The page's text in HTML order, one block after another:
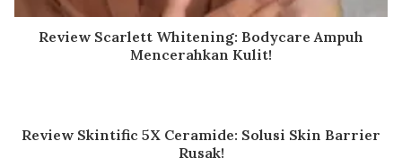
Review Scarlett Whitening: Bodycare Ampuh
Mencerahkan Kulit!
Review Skintific 5X Ceramide: Solusi Skin Barrier
Rusak!